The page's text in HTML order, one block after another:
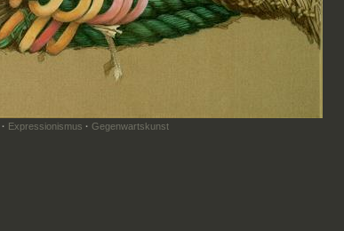
· Expressionismus · Gegenwartskunst